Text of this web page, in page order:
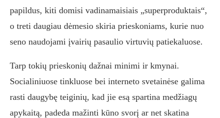
papildus, kiti domisi vadinamaisiais „superproduktais“,
o treti daugiau dėmesio skiria prieskoniams, kurie nuo
seno naudojami įvairių pasaulio virtuvių patiekaluose.
Tarp tokių prieskonių dažnai minimi ir kmynai.
Socialiniuose tinkluose bei interneto svetainėse galima
rasti daugybę teiginių, kad jie esą spartina medžiagų
apykaitą, padeda mažinti kūno svorį ar net skatina